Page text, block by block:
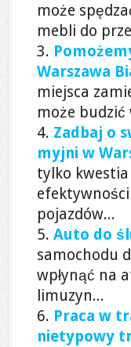
może
mebli do
Warszawa
miejsca
może budzić
Zadbaj o
myjni w
tylko
efektywności
pojazdów...
Auto do
samochodu
wpłynąć na
limuzyn...
Praca w
nietypowy